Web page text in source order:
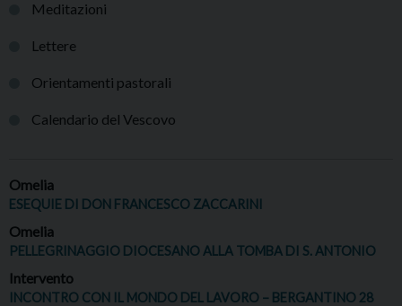
Meditazioni
Lettere
Orientamenti pastorali
Calendario del Vescovo
Omelia
ESEQUIE DI DON FRANCESCO ZACCARINI
Omelia
PELLEGRINAGGIO DIOCESANO ALLA TOMBA DI S. ANTONIO
Intervento
INCONTRO CON IL MONDO DEL LAVORO – BERGANTINO 28